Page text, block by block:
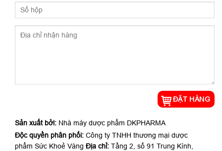
Sản xuất bởi: Nhà máy dược phẩm DKPHARMA
Độc quyền phân phối: Công ty TNHH thương mại dược
phẩm Sức Khoẻ Vàng Địa chỉ: Tầng 2, số 91 Trung Kính,